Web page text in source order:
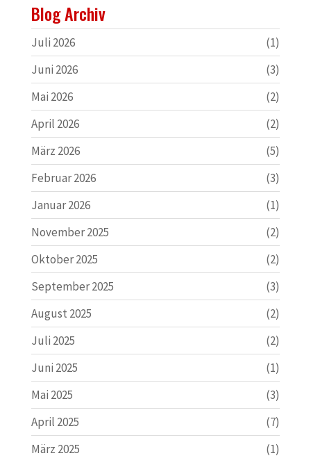
Blog Archiv
Juli 2026
(1)
Juni 2026
(3)
Mai 2026
(2)
April 2026
(2)
März 2026
(5)
Februar 2026
(3)
Januar 2026
(1)
November 2025
(2)
Oktober 2025
(2)
September 2025
(3)
August 2025
(2)
Juli 2025
(2)
Juni 2025
(1)
Mai 2025
(3)
April 2025
(7)
März 2025
(1)